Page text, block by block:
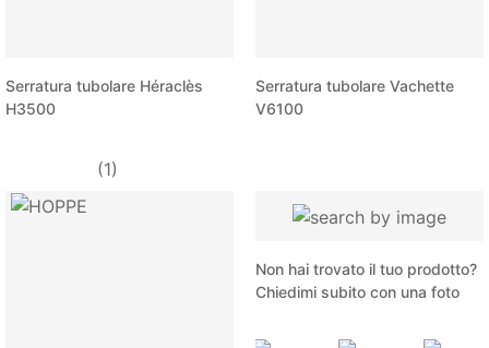
Serratura tubolare Héraclès
H3500
(1)
Serratura tubolare Vachette
V6100
Non hai trovato il tuo prodotto?
Chiedimi subito con una foto